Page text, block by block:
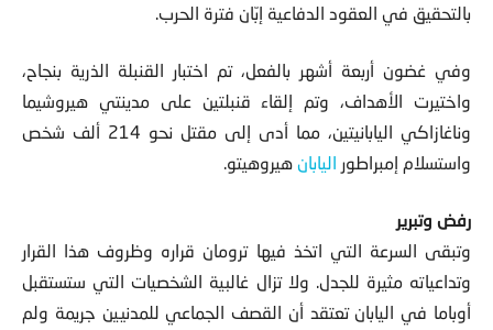
بالتحقيق في العقود الدفاعية إبّان فترة الحرب.
وفي غضون أربعة أشهر بالفعل، تم اختبار القنبلة الذرية بنجاح،
واختيرت الأهداف، وتم إلقاء قنبلتين على مدينتي هيروشيما
وناغازاكي اليابانيتين، مما أدى إلى مقتل نحو 214 ألف شخص
واستسلام إمبراطور اليابان هيروهيتو.
رفض وتبرير
وتبقى السرعة التي اتخذ فيها ترومان قراره وظروف هذا القرار
وتداعياته مثيرة للجدل. ولا تزال غالبية الشخصيات التي ستستقبل
أوباما في اليابان تعتقد أن القصف الجماعي للمدنيين جريمة ولم